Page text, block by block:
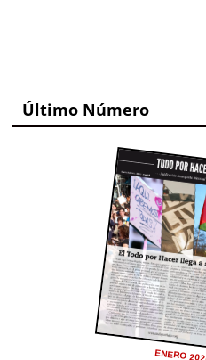
Último Número
ENERO